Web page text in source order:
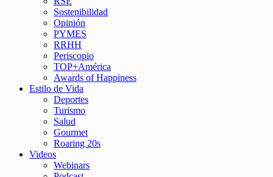
Sostenibilidad
Opinión
PYMES
RRHH
Periscopio
TOP+América
Awards of Happiness
Estilo de Vida
Deportes
Turismo
Salud
Gourmet
Roaring 20s
Videos
Webinars